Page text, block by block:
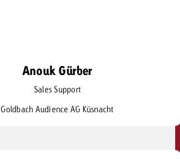
Anouk Gürber
Sales Support
Goldbach Audience AG Küsnacht
Anouk Gürber
anouk.guerber@goldbach.com